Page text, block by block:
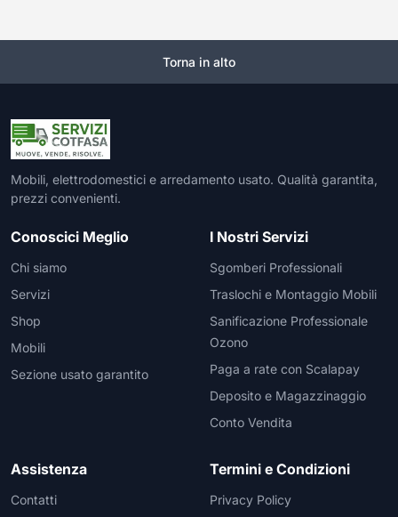
Torna in alto
Mobili, elettrodomestici e arredamento usato. Qualità garantita,
prezzi convenienti.
Conoscici Meglio
Chi siamo
Servizi
Shop
Mobili
Sezione usato garantito
I Nostri Servizi
Sgomberi Professionali
Traslochi e Montaggio Mobili
Sanificazione Professionale
Ozono
Paga a rate con Scalapay
Deposito e Magazzinaggio
Conto Vendita
Assistenza
Contatti
Termini e Condizioni
Privacy Policy